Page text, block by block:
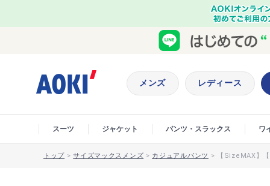
メンズ レディース
スーツ ジャケット パンツ・スラックス ワ
トップ >サイズマックスメンズ > カジュアルパンツ > 【SizeMAX】